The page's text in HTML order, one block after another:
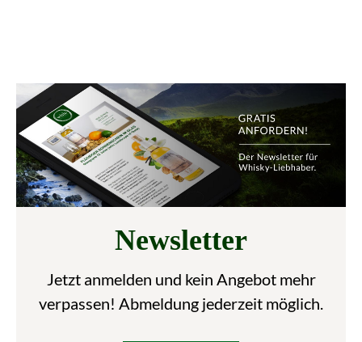
Newsletter
Jetzt anmelden und kein Angebot mehr
verpassen! Abmeldung jederzeit möglich.